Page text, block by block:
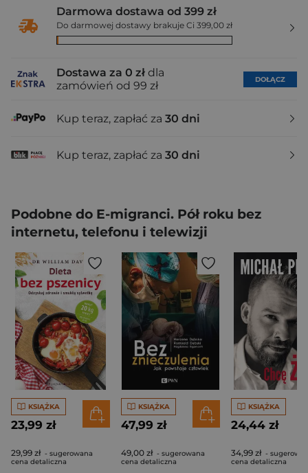
Darmowa dostawa od 399 zł
Do darmowej dostawy brakuje Ci 399,00 zł
Dostawa za 0 zł dla
zamówień od 99 zł
DOŁĄCZ
Kup teraz, zapłać za 30 dni
Kup teraz, zapłać za 30 dni
Podobne do E-migranci. Pół roku bez
internetu, telefonu i telewizji
KSIĄŻKA
23,99 zł
29,99 zł - sugerowana
cena detaliczna
KSIĄŻKA
47,99 zł
49,00 zł - sugerowana
cena detaliczna
KSIĄŻKA
24,44 zł
34,99 zł -
cena detaliczna